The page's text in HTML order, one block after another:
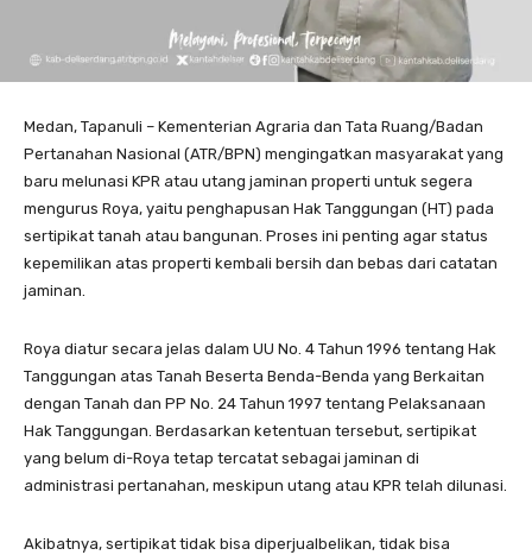
Medan, Tapanuli – Kementerian Agraria dan Tata Ruang/Badan
Pertanahan Nasional (ATR/BPN) mengingatkan masyarakat yang
baru melunasi KPR atau utang jaminan properti untuk segera
mengurus Roya, yaitu penghapusan Hak Tanggungan (HT) pada
sertipikat tanah atau bangunan. Proses ini penting agar status
kepemilikan atas properti kembali bersih dan bebas dari catatan
jaminan.
Roya diatur secara jelas dalam UU No. 4 Tahun 1996 tentang Hak
Tanggungan atas Tanah Beserta Benda-Benda yang Berkaitan
dengan Tanah dan PP No. 24 Tahun 1997 tentang Pelaksanaan
Hak Tanggungan. Berdasarkan ketentuan tersebut, sertipikat
yang belum di-Roya tetap tercatat sebagai jaminan di
administrasi pertanahan, meskipun utang atau KPR telah dilunasi.
Akibatnya, sertipikat tidak bisa diperjualbelikan, tidak bisa